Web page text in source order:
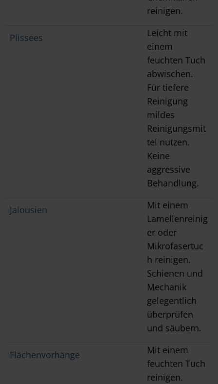
reinigen.
Plissees
Leicht mit
einem
feuchten Tuch
abwischen.
Für tiefere
Reinigung
mildes
Reinigungsmit
tel nutzen.
Keine
aggressive
Behandlung.
Jalousien
Mit einem
Lamellenreinig
er oder
Mikrofasertuc
h reinigen.
Schienen und
Mechanik
gelegentlich
überprüfen
und säubern.
Flächenvorhänge
Mit einem
feuchten Tuch
reinigen.